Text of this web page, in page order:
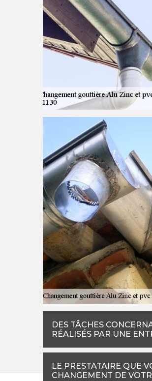
DES TÂCHES
RÉALISÉS PAR UNE
LE PRESTATAIRE QUE
CHANGEMENT DE